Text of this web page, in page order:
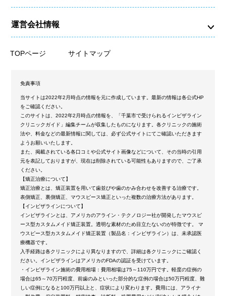
運営会社情報
TOPページ サイトマップ
免責事項
当サイトは2022年2月時点の情報を元に作成しています。最新の情報は各公式HP
をご確認ください。
このサイトは、2022年2月時点の情報を、「千葉市で受けられるインビザライン
クリニックガイド」編集チームが収集したものになります。各クリニックの施術
法や、料金などの最新情報に関しては、必ず公式サイトにてご確認いただきます
ようお願いいたします。
また、掲載されている各口コミや公式サイト画像などについて、その当時の引用
元を表記しておりますが、現在は削除されている可能性もありますので、ご了承
ください。
【矯正治療について】
矯正治療とは、矯正装置を用いて歯並びや歯のかみ合わせを改善する治療です。
表側矯正、裏側矯正、マウスピース矯正といった複数の治療方法があります。
【インビザラインについて】
インビザラインとは、アメリカのアライン・テクノロジー社が開発したマウスピ
ース型カスタムメイド矯正装置。透明な素材のため目立たないのが特徴です。 マ
ウスピース型カスタムメイド矯正装置（製品名：インビザライン）は、未承認医
療機器です。
入手経路は各クリニックにより異なりますので、詳細は各クリニックにご確認く
ださい。インビザラインはアメリカのFDAの認証を受けています。
・インビザライン施術の費用相場：費用相場は75～110万円です。軽度の症例の
場合は65～70万円程度、前歯のみといった部分的な症例の場合は50万円程度、難
しい症例になると100万円以上と、症状により変わります。費用には、アライナ